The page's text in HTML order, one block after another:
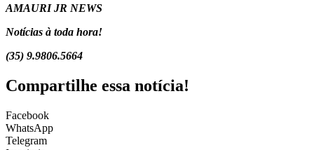
AMAURI JR NEWS
Notícias à toda hora!
(35) 9.9806.5664
Compartilhe essa notícia!
Facebook
WhatsApp
Telegram